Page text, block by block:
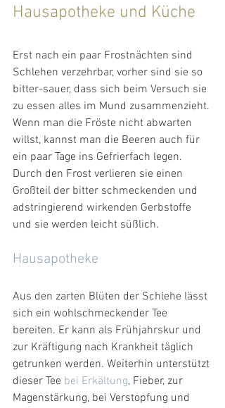
Hausapotheke und Küche
Erst nach ein paar Frostnächten sind
Schlehen verzehrbar, vorher sind sie so
bitter-sauer, dass sich beim Versuch sie
zu essen alles im Mund zusammenzieht.
Wenn man die Fröste nicht abwarten
willst, kannst man die Beeren auch für
ein paar Tage ins Gefrierfach legen.
Durch den Frost verlieren sie einen
Großteil der bitter schmeckenden und
adstringierend wirkenden Gerbstoffe
und sie werden leicht süßlich.
Hausapotheke
Aus den zarten Blüten der Schlehe lässt
sich ein wohlschmeckender Tee
bereiten. Er kann als Frühjahrskur und
zur Kräftigung nach Krankheit täglich
getrunken werden. Weiterhin unterstützt
dieser Tee bei Erkältung, Fieber, zur
Magenstärkung, bei Verstopfung und